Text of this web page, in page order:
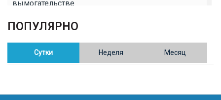
вымогательстве
ОБЩЕСТВО
Полицейские пресекли незаконное выращивание
конопли в Таразе
ПОПУЛЯРНО
Сутки Неделя Месяц